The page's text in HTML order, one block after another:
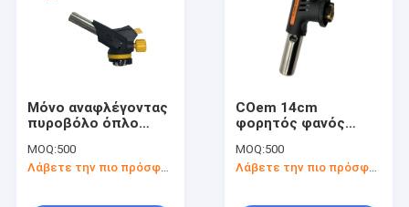
Μόνο αναφλέγοντας
πυροβόλο όπλο
ηλεκτρικό
MOQ:500
Λάβετε την πιο πρόσφατη τιμή
COem 14cm
φορητός φανός
MOQ:500